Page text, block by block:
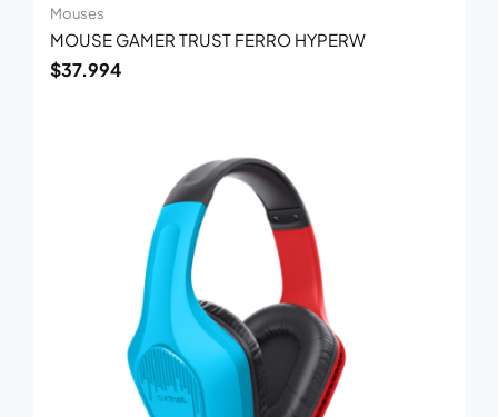
Mouses
MOUSE GAMER TRUST FERRO HYPERW
$37.994